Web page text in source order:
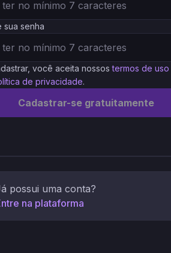
sua senha
você aceita nossos termos de uso
de privacidade.
Cadastrar-se gratuitamente
possui uma conta?
na plataforma